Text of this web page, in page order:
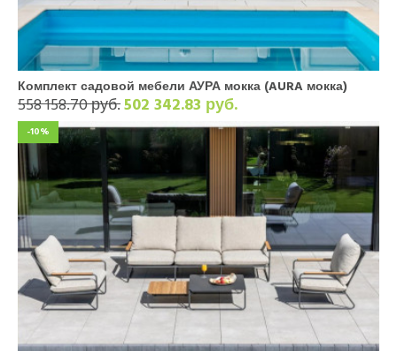
Комплект садовой мебели АУРА мокка (AURA мокка)
558 158.70 руб.502 342.83 руб.
-10%